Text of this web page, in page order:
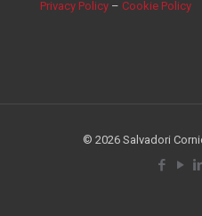
Privacy Policy – Cookie Policy
© 2026 Salvadori